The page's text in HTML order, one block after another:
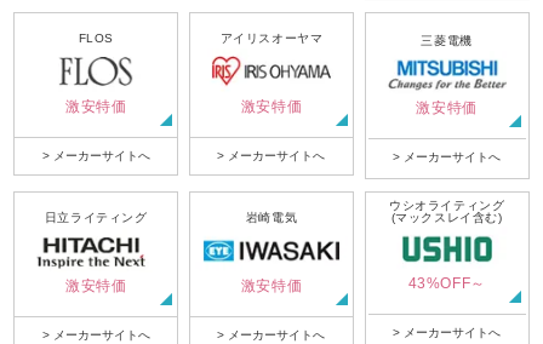
FLOS
激安特価
> メーカーサイトへ
アイリスオーヤマ
激安特価
> メーカーサイトへ
三菱電機
激安特価
> メーカーサイトへ
日立ライティング
激安特価
> メーカーサイトへ
岩崎電気
激安特価
> メーカーサイトへ
ウシオライティング
(マックスレイ含む)
43%OFF～
> メーカーサイトへ